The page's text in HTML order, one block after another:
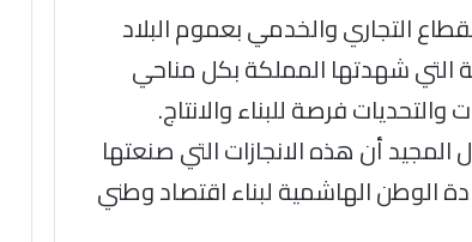
التجاري والخدمي بعموم البلاد
التي شهدتها المملكة بكل مناحي
فرصة للبناء والانتاج.
أن هذه الانجازات التي صنعتها
الوطن الهاشمية لبناء اقتصاد وطني